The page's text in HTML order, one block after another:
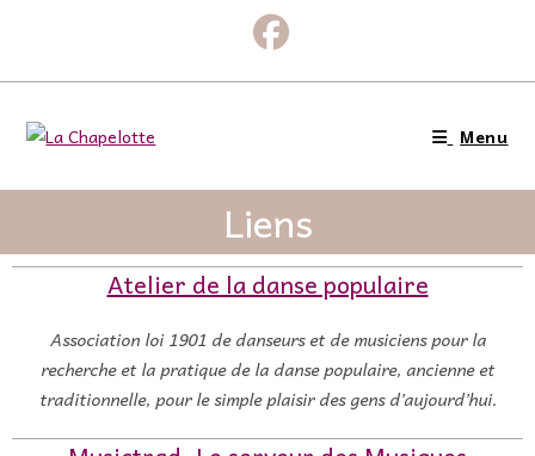
Menu
Liens
Atelier de la danse populaire
Association loi 1901 de danseurs et de musiciens pour la
recherche et la pratique de la danse populaire, ancienne et
traditionnelle, pour le simple plaisir des gens d’aujourd’hui.